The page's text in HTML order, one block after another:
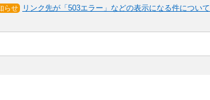
らせ リンク先が「503エラー」などの表示になる件について